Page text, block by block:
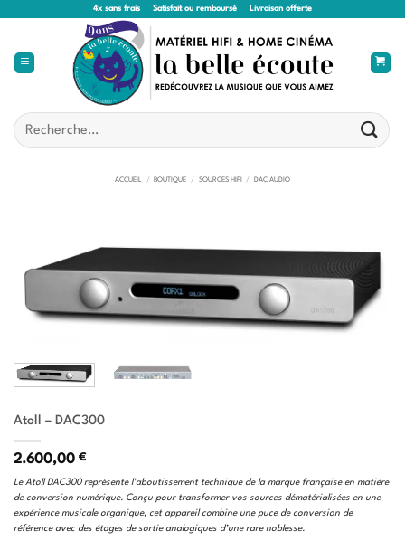
4x sans frais Satisfait ou remboursé Livraison offerte
Recherche
pour :
ACCUEIL / BOUTIQUE / SOURCES HIFI / DAC AUDIO
Atoll – DAC300
2.600,00 €
Le Atoll DAC300 représente l’aboutissement technique de la marque française en matière
de conversion numérique. Conçu pour transformer vos sources dématérialisées en une
expérience musicale organique, cet appareil combine une puce de conversion de
référence avec des étages de sortie analogiques d’une rare noblesse.